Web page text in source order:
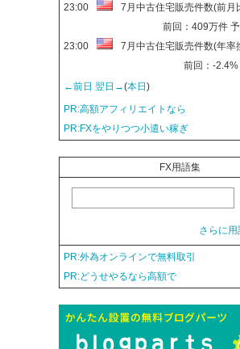
23:00
7月中古住宅販売件数(前月
前回：409万件
23:00
7月中古住宅販売件数(年率
前回：-
←前日 翌日→(本日)
PR:高額アフィリエイトなら
PR:FXをやりつつ小遣い稼ぎ
FX用語集
さらに
PR:外為オンラインで無料取引
PR:どうせやるなら高額で